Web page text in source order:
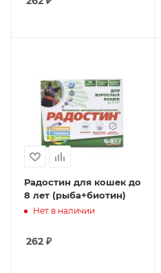
Радостин для кошек до
8 лет (рыба+биотин)
Нет в наличии
262 ₽